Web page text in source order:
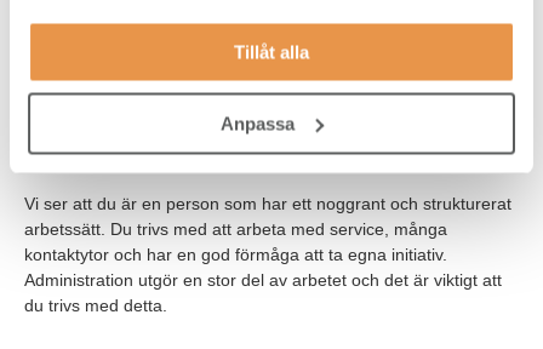
Tillåt alla
Anpassa
engelska såväl i tal som i skrift.
utbildning och ett tekniskt intresse
Vi ser att du är en person som har ett noggrant och strukturerat
arbetssätt. Du trivs med att arbeta med service, många
kontaktytor och har en god förmåga att ta egna initiativ.
Administration utgör en stor del av arbetet och det är viktigt att
du trivs med detta.